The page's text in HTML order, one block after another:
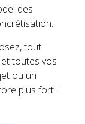
des
tout
toutes vos
ou un
plus fort !